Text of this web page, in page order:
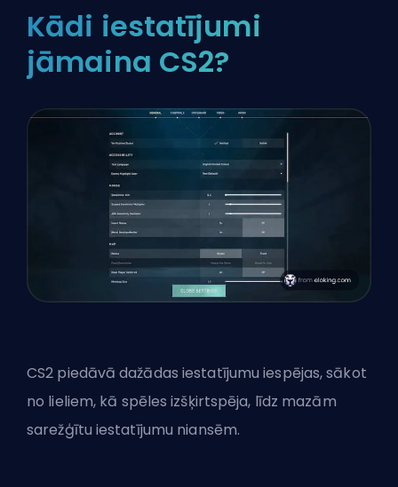
Kādi iestatījumi
jāmaina CS2?
CS2 piedāvā dažādas iestatījumu iespējas, sākot
no lieliem, kā spēles izšķirtspēja, līdz mazām
sarežģītu iestatījumu niansēm.